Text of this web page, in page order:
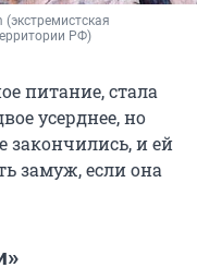
РФ)
питание, стала
усерднее, но
закончились, и ей
замуж, если она